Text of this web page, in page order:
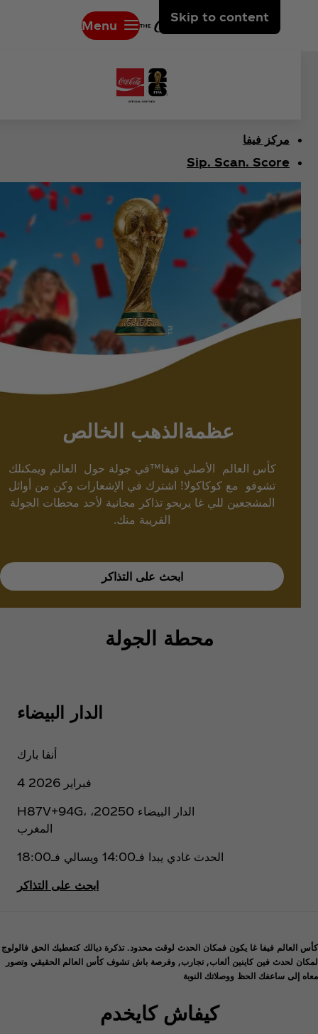
Skip to content
Menu
مركز فيفا
Sip. Scan. Score
عظمةالذهب الخالص
كأس العالم الأصلي فيفا™في جولة حول العالم ويمكنلك
تشوفو مع كوكاكولا! اشترك في الإشعارات وكن من أوائل
المشجعين للي غا يربحو تذاكر مجانية لأحد محطات الجولة
القريبة منك.
ابحث على التذاكر
محطة الجولة
الدار البيضاء
أنفا بارك
4 فبراير 2026
H87V+94G، الدار البيضاء 20250،
المغرب
الحدث غادي يبدا فـ14:00 ويسالي فـ18:00
ابحث على التذاكر
كأس العالم فيفا غا يكون فمكان الحدث لوقت محدود. تذكرة ديالك كتعطيك الحق فالولوج
لمكان لحدث فين كاينين ألعاب, تجارب, وفرصة باش تشوف كأس العالم الحقيقي وتصور
معاه إلى ساعفك الحظ ووصلاتك النوبة
كيفاش كايخدم